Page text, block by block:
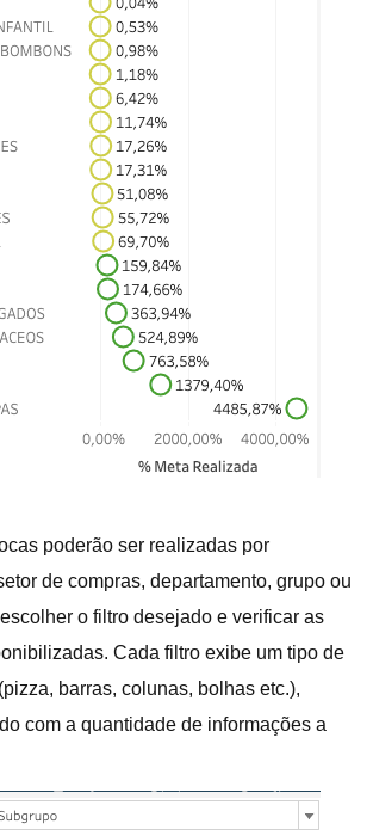
poderão ser realizadas por
de compras, departamento, grupo ou
o filtro desejado e verificar as
Cada filtro exibe um tipo de
barras, colunas, bolhas etc.),
com a quantidade de informações a